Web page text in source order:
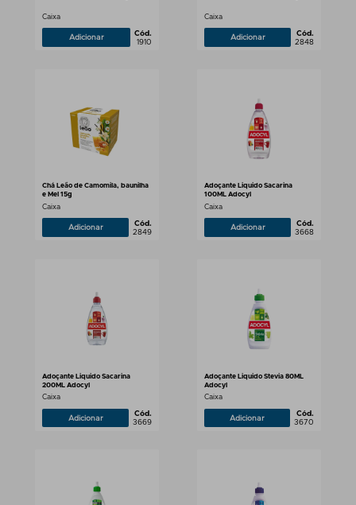
Caixa
Adicionar
Cód.
1910
Caixa
Adicionar
Cód.
2848
Chá Leão de Camomila, baunilha
e Mel 15g
Caixa
Adicionar
Cód.
2849
Adoçante Liquido Sacarina
100ML Adocyl
Caixa
Adicionar
Cód.
3668
Adoçante Liquido Sacarina
200ML Adocyl
Caixa
Adicionar
Cód.
3669
Adoçante Liquido Stevia 80ML
Adocyl
Caixa
Adicionar
Cód.
3670